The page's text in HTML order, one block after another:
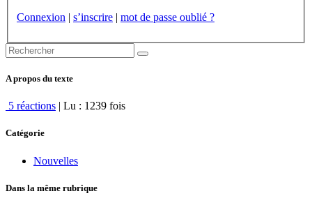
Connexion | s’inscrire | mot de passe oublié ?
A propos du texte
5 réactions | Lu : 1239 fois
Catégorie
Nouvelles
Dans la même rubrique